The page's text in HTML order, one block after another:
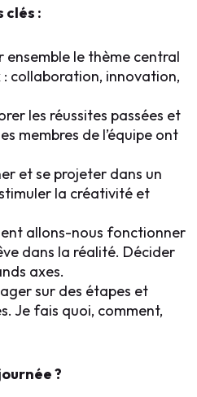
clés :
ensemble le thème central
: collaboration, innovation,
les réussites passées et
membres de l’équipe ont
et se projeter dans un
la créativité et
allons-nous fonctionner
dans la réalité. Décider
axes.
sur des étapes et
Je fais quoi, comment,
?